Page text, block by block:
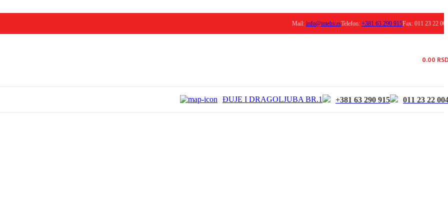
Mail: info@intehv.rsTelefon: +381 63 290 915Fax: 011 23 22
0.00
ĐUJE I DRAGOLJUBA BR.1 +381 63 290 915 011 23 22